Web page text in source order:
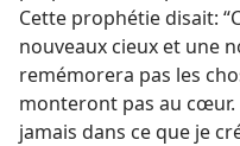
Cette prophétie disait:
nouveaux cieux et une
remémorera pas les
monteront pas au cœur.
jamais dans ce que je